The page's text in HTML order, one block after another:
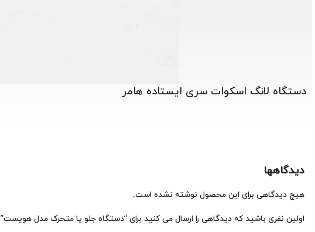
دستگاه لانگ اسکوات سری ایستاده هامر
دیدگاهها
هیچ دیدگاهی برای این محصول نوشته نشده است.
اولین نفری باشید که دیدگاهی را ارسال می کنید برای “دستگاه جلو پا متحرک مدل هویست”